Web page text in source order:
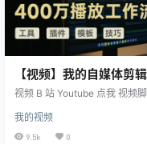
【视频】我的自媒体剪
作流，从0到1的视频制
视频 B 站 Youtube 点我 视频
问题最常出现，你能推荐一款笔
软件吗？以及你的视频是怎么剪
我的视频
9.5k 0